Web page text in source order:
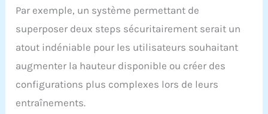
Par exemple, un système permettant de
superposer deux steps sécuritairement serait un
atout indéniable pour les utilisateurs souhaitant
augmenter la hauteur disponible ou créer des
configurations plus complexes lors de leurs
entraînements.